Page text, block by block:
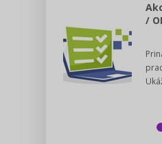
Potravinárstvo
Poľovníctvo a lesy
Zákony pre ľudí
Pomoc v núdzi -
Výskumný inštitút
/